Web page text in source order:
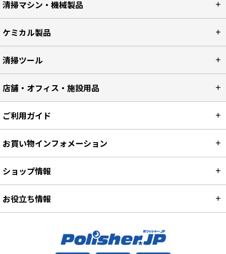
清掃マシン・機械製品
ケミカル製品
清掃ツール
店舗・オフィス・施設用品
ご利用ガイド
お買い物インフォメーション
ショップ情報
お役立ち情報